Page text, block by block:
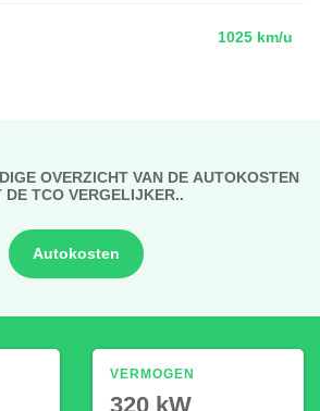
1025 km/u
OVERZICHT VAN DE AUTOKOSTEN
DE TCO VERGELIJKER..
Autokosten
VERMOGEN